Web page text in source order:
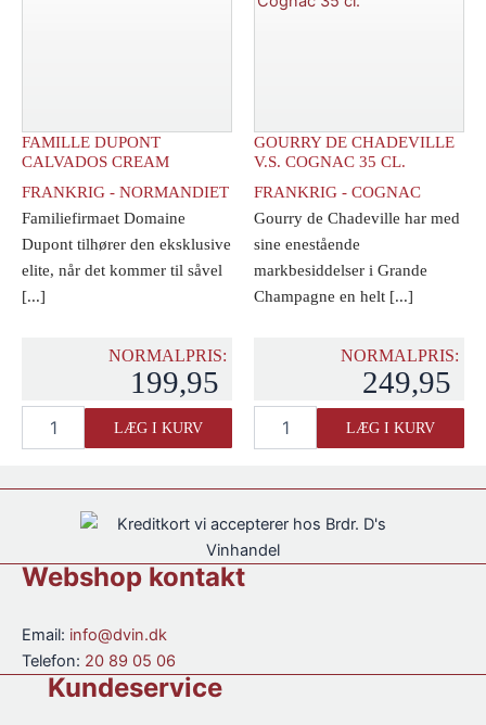
antal
FAMILLE DUPONT
CALVADOS CREAM
FRANKRIG - NORMANDIET
Familiefirmaet Domaine
Dupont tilhører den eksklusive
elite, når det kommer til såvel
[...]
NORMALPRIS:
199,95
Dupont
LÆG I KURV
GOURRY DE CHADEVILLE
V.S. COGNAC 35 CL.
FRANKRIG - COGNAC
Gourry de Chadeville har med
sine enestående
markbesiddelser i Grande
Champagne en helt [...]
NORMALPRIS:
249,95
35
cl.
antal
LÆG I KURV
Webshop kontakt
Email: info@dvin.dk
Telefon: 20 89 05 06
Kundeservice